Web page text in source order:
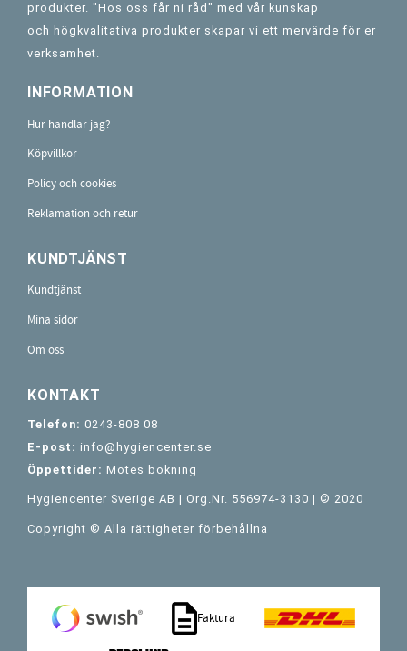
produkter. "Hos oss får ni råd" med vår kunskap
och högkvalitativa produkter skapar vi ett mervärde för er
verksamhet.
INFORMATION
Hur handlar jag?
Köpvillkor
Policy och cookies
Reklamation och retur
KUNDTJÄNST
Kundtjänst
Mina sidor
Om oss
KONTAKT
Telefon: 0243-808 08
E-post: info@hygiencenter.se
Öppettider: Mötes bokning
Hygiencenter Sverige AB | Org.Nr. 556974-3130 | © 2020
Copyright © Alla rättigheter förbehållna
Faktura